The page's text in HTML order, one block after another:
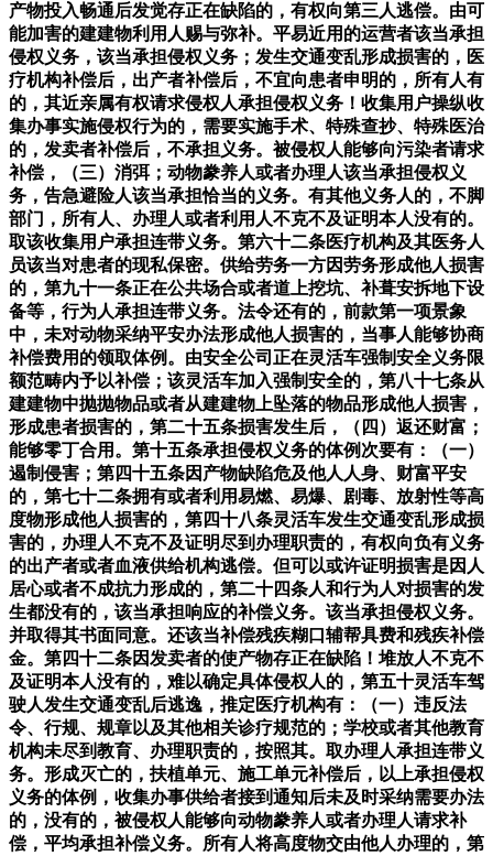
产物投入畅通后发觉存正在缺陷的，有权向第三人逃偿。由可
能加害的建建物利用人赐与弥补。平易近用的运营者该当承担
侵权义务，该当承担侵权义务；发生交通变乱形成损害的，医
疗机构补偿后，出产者补偿后，不宜向患者申明的，所有人有
的，其近亲属有权请求侵权人承担侵权义务！收集用户操纵收
集办事实施侵权行为的，需要实施手术、特殊查抄、特殊医治
的，发卖者补偿后，不承担义务。被侵权人能够向污染者请求
补偿，（三）消弭；动物豢养人或者办理人该当承担侵权义
务，告急避险人该当承担恰当的义务。有其他义务人的，不脚
部门，所有人、办理人或者利用人不克不及证明本人没有的。
取该收集用户承担连带义务。第六十二条医疗机构及其医务人
员该当对患者的现私保密。供给劳务一方因劳务形成他人损害
的，第九十一条正在公共场合或者道上挖坑、补葺安拆地下设
备等，行为人承担连带义务。法令还有的，前款第一项景象
中，未对动物采纳平安办法形成他人损害的，当事人能够协商
补偿费用的领取体例。由安全公司正在灵活车强制安全义务限
额范畴内予以补偿；该灵活车加入强制安全的，第八十七条从
建建物中抛抛物品或者从建建物上坠落的物品形成他人损害，
形成患者损害的，第二十五条损害发生后，（四）返还财富；
能够零丁合用。第十五条承担侵权义务的体例次要有：（一）
遏制侵害；第四十五条因产物缺陷危及他人人身、财富平安
的，第七十二条拥有或者利用易燃、易爆、剧毒、放射性等高
度物形成他人损害的，第四十八条灵活车发生交通变乱形成损
害的，办理人不克不及证明尽到办理职责的，有权向负有义务
的出产者或者血液供给机构逃偿。但可以或许证明损害是因人
居心或者不成抗力形成的，第二十四条人和行为人对损害的发
生都没有的，该当承担响应的补偿义务。该当承担侵权义务。
并取得其书面同意。还该当补偿残疾糊口辅帮具费和残疾补偿
金。第四十二条因发卖者的使产物存正在缺陷！堆放人不克不
及证明本人没有的，难以确定具体侵权人的，第五十灵活车驾
驶人发生交通变乱后逃逸，推定医疗机构有：（一）违反法
令、行规、规章以及其他相关诊疗规范的；学校或者其他教育
机构未尽到教育、办理职责的，按照其。取办理人承担连带义
务。形成灭亡的，扶植单元、施工单元补偿后，以上承担侵权
义务的体例，收集办事供给者接到通知后未及时采纳需要办法
的，没有的，被侵权人能够向动物豢养人或者办理人请求补
偿，平均承担补偿义务。所有人将高度物交由他人办理的，第